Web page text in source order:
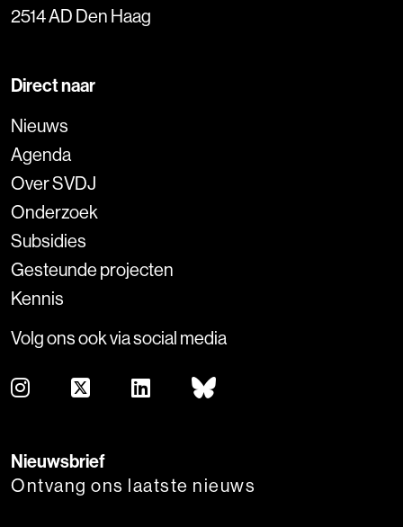
2514 AD Den Haag
Direct naar
Nieuws
Agenda
Over SVDJ
Onderzoek
Subsidies
Gesteunde projecten
Kennis
Volg ons ook via social media
Nieuwsbrief
Ontvang ons laatste nieuws